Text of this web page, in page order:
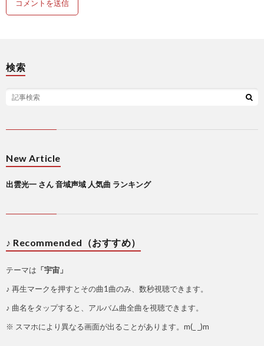
検索
New Article
出雲光一 さん 音域声域 人気曲 ランキング
♪ Recommended（おすすめ）
テーマは 「宇宙」
♪ 再生マークを押すとその曲1曲のみ、数秒視聴できます。
♪ 曲名をタップすると、アルバム曲全曲を視聴できます。
※ スマホにより異なる画面が出ることがあります。m(_ _)m